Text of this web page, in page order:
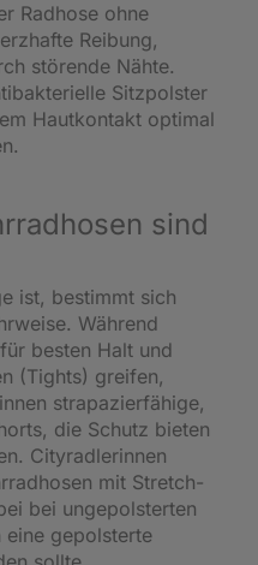
Radhose ohne
Reibung,
störende Nähte.
Sitzpolster
Hautkontakt optimal
sind
ist, bestimmt sich
Während
besten Halt und
(Tights) greifen,
strapazierfähige,
die Schutz bieten
Cityradlerinnen
mit Stretch-
bei ungepolsterten
eine gepolsterte